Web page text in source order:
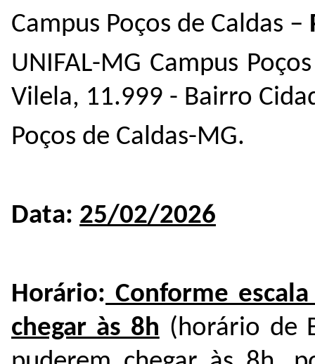
Campus Poços de Caldas –
UNIFAL-MG Campus
Vilela, 11.999 - Bairro
Poços de Caldas-MG.
Data: 25/02/2026
Horário: Conforme
chegar às 8h (horário de